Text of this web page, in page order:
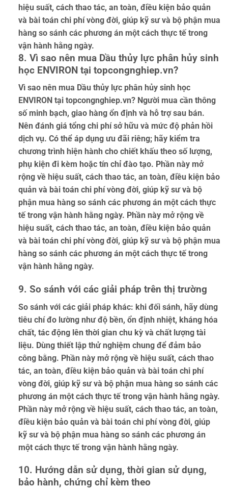
hiệu suất, cách thao tác, an toàn, điều kiện bảo quản
và bài toán chi phí vòng đời, giúp kỹ sư và bộ phận mua
hàng so sánh các phương án một cách thực tế trong
vận hành hằng ngày.
8. Vì sao nên mua Dầu thủy lực phân hủy sinh
học ENVIRON tại topcongnghiep.vn?
Vì sao nên mua Dầu thủy lực phân hủy sinh học
ENVIRON tại topcongnghiep.vn? Người mua cần thông
số minh bạch, giao hàng ổn định và hỗ trợ sau bán.
Nên đánh giá tổng chi phí sở hữu và mức độ phản hồi
dịch vụ. Có thể áp dụng ưu đãi riêng; hãy kiểm tra
chương trình hiện hành cho chiết khấu theo số lượng,
phụ kiện đi kèm hoặc tín chỉ đào tạo. Phần này mở
rộng về hiệu suất, cách thao tác, an toàn, điều kiện bảo
quản và bài toán chi phí vòng đời, giúp kỹ sư và bộ
phận mua hàng so sánh các phương án một cách thực
tế trong vận hành hằng ngày. Phần này mở rộng về
hiệu suất, cách thao tác, an toàn, điều kiện bảo quản
và bài toán chi phí vòng đời, giúp kỹ sư và bộ phận mua
hàng so sánh các phương án một cách thực tế trong
vận hành hằng ngày.
9. So sánh với các giải pháp trên thị trường
So sánh với các giải pháp khác: khi đối sánh, hãy dùng
tiêu chí đo lường như độ bền, ổn định nhiệt, kháng hóa
chất, tác động lên thời gian chu kỳ và chất lượng tài
liệu. Dùng thiết lập thử nghiệm chung để đảm bảo
công bằng. Phần này mở rộng về hiệu suất, cách thao
tác, an toàn, điều kiện bảo quản và bài toán chi phí
vòng đời, giúp kỹ sư và bộ phận mua hàng so sánh các
phương án một cách thực tế trong vận hành hằng ngày.
Phần này mở rộng về hiệu suất, cách thao tác, an toàn,
điều kiện bảo quản và bài toán chi phí vòng đời, giúp
kỹ sư và bộ phận mua hàng so sánh các phương án
một cách thực tế trong vận hành hằng ngày.
10. Hướng dẫn sử dụng, thời gian sử dụng,
bảo hành, chứng chỉ kèm theo